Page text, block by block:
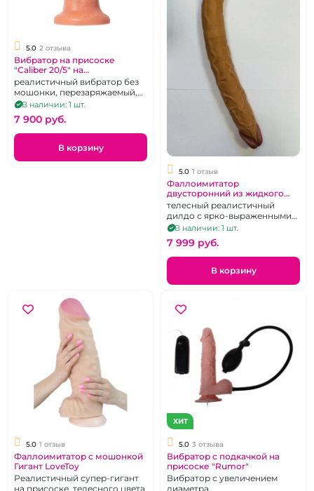
5.0 2 отзыва
Вибратор на присоске
"Caliber 20/5" на
дистанционном управлении
реалистичный вибратор без
мошонки, перезаряжаемый,
10 режимов, пульт
дистанционного управления
В наличии: 1 шт.
7 900 pуб.
В корзину
5.0 1 отзыв
Фаллоимитатор
двусторонний из жидкого
силикона "Тяни-толкай"
телесный реалистичный
дилдо с ярко-выраженными
головками, 43 см
В наличии: 1 шт.
7 999 pуб.
В корзину
5.0 1 отзыв
Фаллоимитатор с мошонкой
Гигант LoveToy
Реалистичный супер-гигант
на присоске, телесного цвета
ХИТ
5.0 3 отзыва
Вибратор с подкачкой на
присоске "Rumor"
Вибратор с увеличением
диаметра